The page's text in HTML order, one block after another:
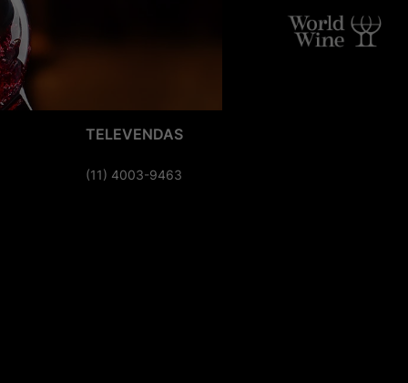
TELEVENDAS
(11) 4003-9463